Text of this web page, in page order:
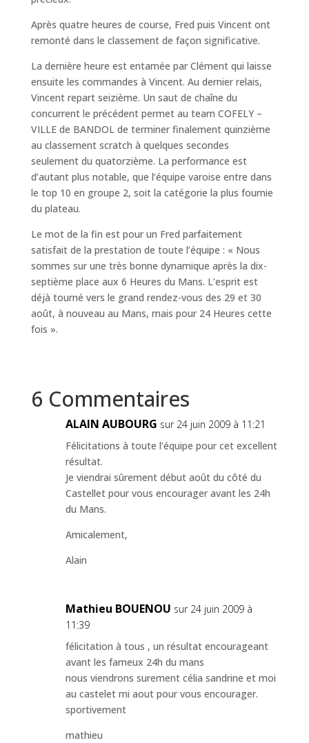
Après quatre heures de course, Fred puis Vincent ont
remonté dans le classement de façon significative.
La dernière heure est entamée par Clément qui laisse
ensuite les commandes à Vincent. Au dernier relais,
Vincent repart seizième. Un saut de chaîne du
concurrent le précédent permet au team COFELY –
VILLE de BANDOL de terminer finalement quinzième
au classement scratch à quelques secondes
seulement du quatorzième. La performance est
d’autant plus notable, que l’équipe varoise entre dans
le top 10 en groupe 2, soit la catégorie la plus fournie
du plateau.
Le mot de la fin est pour un Fred parfaitement
satisfait de la prestation de toute l’équipe : « Nous
sommes sur une très bonne dynamique après la dix-
septième place aux 6 Heures du Mans. L’esprit est
déjà tourné vers le grand rendez-vous des 29 et 30
août, à nouveau au Mans, mais pour 24 Heures cette
fois ».
6 Commentaires
ALAIN AUBOURG sur 24 juin 2009 à 11:21
Félicitations à toute l’équipe pour cet excellent
résultat.
Je viendrai sûrement début août du côté du
Castellet pour vous encourager avant les 24h
du Mans.
Amicalement,
Alain
Mathieu BOUENOU sur 24 juin 2009 à
11:39
félicitation à tous , un résultat encourageant
avant les fameux 24h du mans
nous viendrons surement célia sandrine et moi
au castelet mi aout pour vous encourager.
sportivement
mathieu